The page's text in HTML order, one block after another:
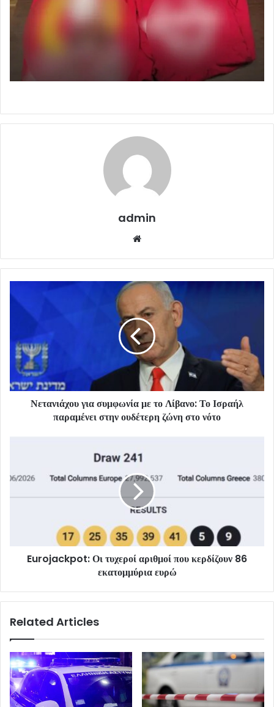
admin
Νετανιάχου για συμφωνία με το Λίβανο: Το Ισραήλ
παραμένει στην ουδέτερη ζώνη στο νότο
Eurojackpot: Οι τυχεροί αριθμοί που κερδίζουν 86
εκατομμύρια ευρώ
Related Articles